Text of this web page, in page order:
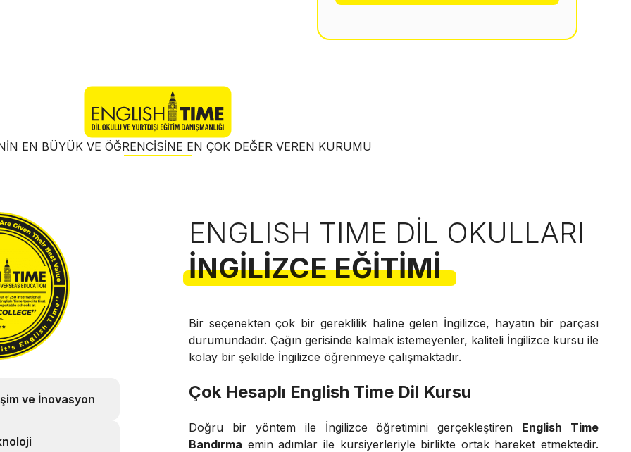
EN BÜYÜK VE ÖĞRENCISINE EN ÇOK DEĞER VEREN KURUMU
ve İnovasyon
ENGLISH TIME DIL OKULLARI
İNGILIZCE EĞITIMI
Bir seçenekten çok bir gereklilik haline gelen İngilizce, hayatın bir parçası
durumundadır. Çağın gerisinde kalmak istemeyenler, kaliteli İngilizce kursu ile
kolay bir şekilde İngilizce öğrenmeye çalışmaktadır.
Çok Hesaplı English Time Dil Kursu
Doğru bir yöntem ile İngilizce öğretimini gerçekleştiren English Time
Bandırma emin adımlar ile kursiyerleriyle birlikte ortak hareket etmektedir.